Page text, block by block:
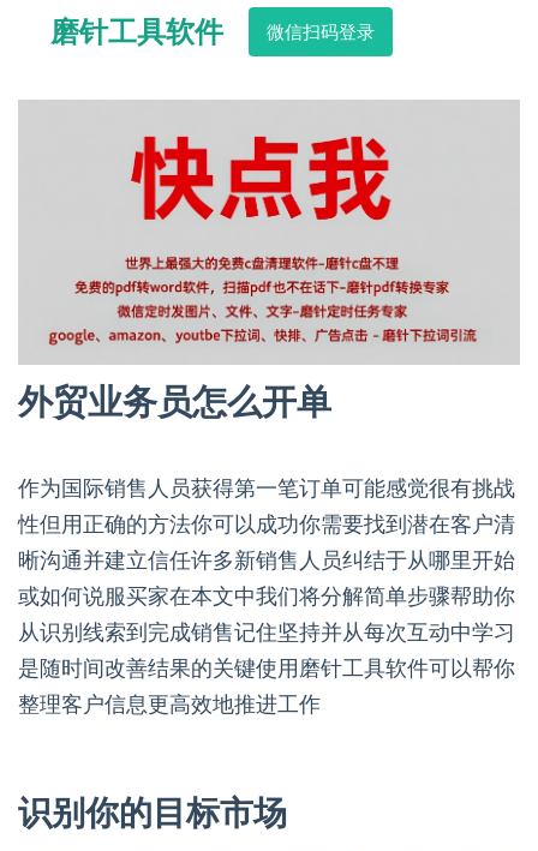
磨针工具软件 微信扫码登录
外贸业务员怎么开单
作为国际销售人员获得第一笔订单可能感觉很有挑战
性但用正确的方法你可以成功你需要找到潜在客户清
晰沟通并建立信任许多新销售人员纠结于从哪里开始
或如何说服买家在本文中我们将分解简单步骤帮助你
从识别线索到完成销售记住坚持并从每次互动中学习
是随时间改善结果的关键使用磨针工具软件可以帮你
整理客户信息更高效地推进工作
识别你的目标市场